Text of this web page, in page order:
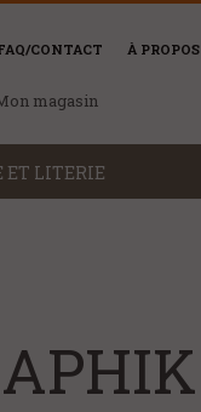
CONTACT À PROPOS
magasin
ET LITERIE